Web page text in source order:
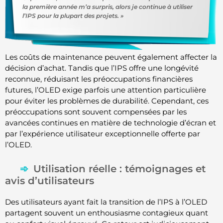
la première année m’a surpris, alors je continue à utiliser
l’IPS pour la plupart des projets. »
Les coûts de maintenance peuvent également affecter la
décision d’achat. Tandis que l’IPS offre une longévité
reconnue, réduisant les préoccupations financières
futures, l’OLED exige parfois une attention particulière
pour éviter les problèmes de durabilité. Cependant, ces
préoccupations sont souvent compensées par les
avancées continues en matière de technologie d’écran et
par l’expérience utilisateur exceptionnelle offerte par
l’OLED.
Utilisation réelle : témoignages et
avis d’utilisateurs
Des utilisateurs ayant fait la transition de l’IPS à l’OLED
partagent souvent un enthousiasme contagieux quant